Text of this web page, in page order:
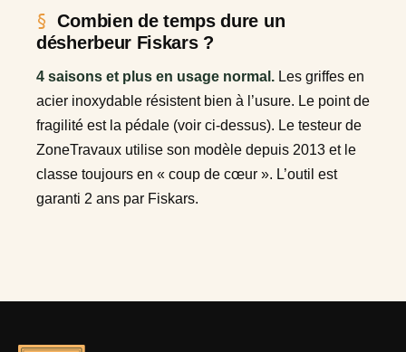
Combien de temps dure un
désherbeur Fiskars ?
4 saisons et plus en usage normal. Les griffes en
acier inoxydable résistent bien à l’usure. Le point de
fragilité est la pédale (voir ci-dessus). Le testeur de
ZoneTravaux utilise son modèle depuis 2013 et le
classe toujours en « coup de cœur ». L’outil est
garanti 2 ans par Fiskars.